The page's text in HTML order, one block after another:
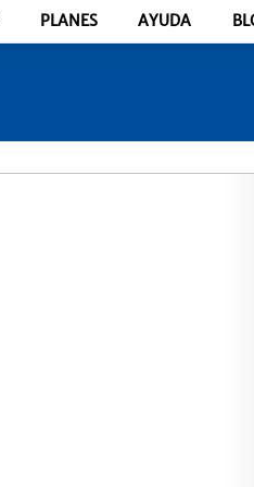
PLANES AYUDA